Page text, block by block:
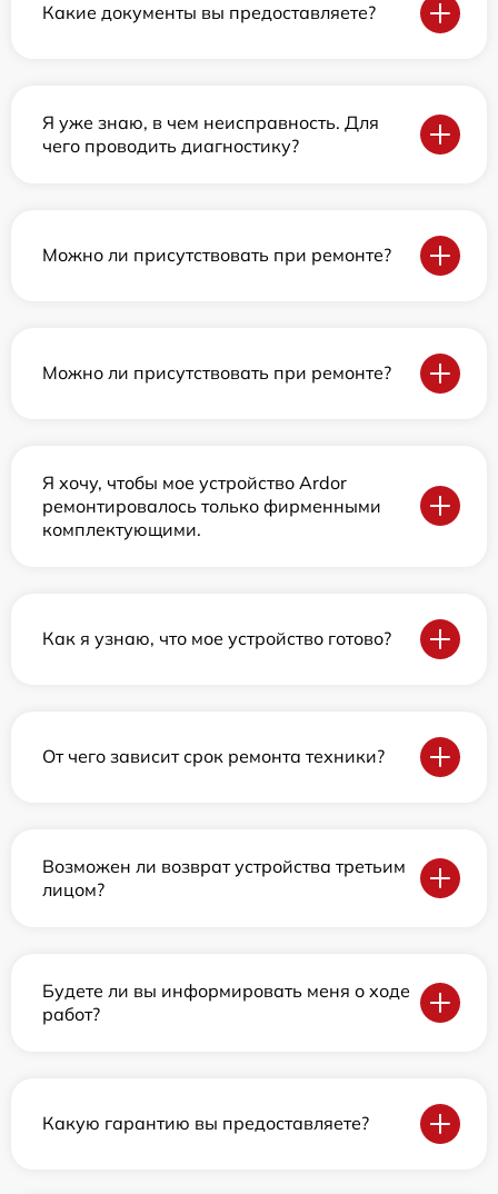
Какие документы вы предоставляете?
Я уже знаю, в чем неисправность. Для
чего проводить диагностику?
Можно ли присутствовать при ремонте?
Можно ли присутствовать при ремонте?
Я хочу, чтобы мое устройство Ardor
ремонтировалось только фирменными
комплектующими.
Как я узнаю, что мое устройство готово?
От чего зависит срок ремонта техники?
Возможен ли возврат устройства третьим
лицом?
Будете ли вы информировать меня о ходе
работ?
Какую гарантию вы предоставляете?